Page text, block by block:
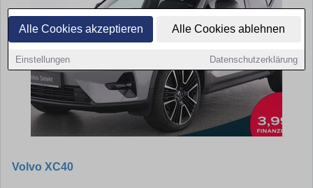
Alle Cookies akzeptieren Alle Cookies ablehnen
Einstellungen Datenschutzerklärung
Volvo XC40